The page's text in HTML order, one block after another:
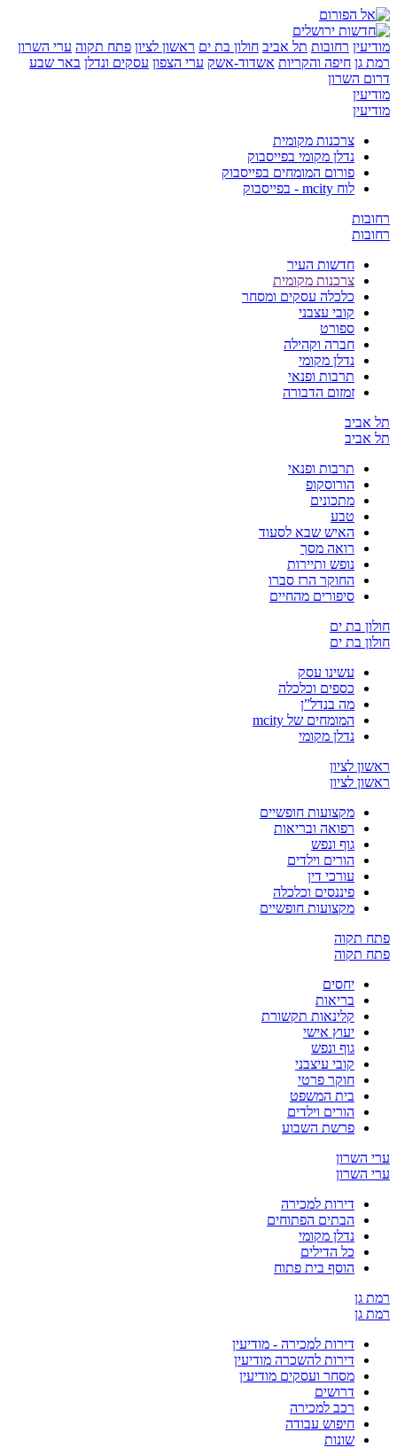
רחובות תל אביב חולון בת ים ראשון לציון פתח תקוה ערי השרון
חיפה והקריות אשדוד-אשק ערי הצפון עסקים ונדלן באר שבע
צרכנות מקומית
נדלן מקומי בפייסבוק
פורום המומחים בפייסבוק
חדשות העיר
צרכנות מקומית
כלכלה עסקים ומסחר
קובי עצבני
ספורט
חברה וקהילה
נדלן מקומי
תרבות ופנאי
זמזום הדבורה
תרבות ופנאי
הורוסקופ
מתכונים
טבע
האיש שבא לסעוד
רואה מסך
נופש ותיירות
החוקר הרז סברו
סיפורים מהחיים
בת ים
בת ים
עשינו עסק
כספים וכלכלה
מה בנדל”ן
המומחים של mcity
נדלן מקומי
לציון
לציון
מקצועות חופשיים
רפואה ובריאות
גוף ונפש
הורים וילדים
עורכי דין
פיננסים וכלכלה
מקצועות חופשיים
יחסים
בריאות
קלינאות תקשורת
יעוץ אישי
גוף ונפש
קובי עיצבני
חוקר פרטי
בית המשפט
הורים וילדים
פרשת השבוע
דירות למכירה
הבתים הפתוחים
נדלן מקומי
כל הדילים
הוסף בית פתוח
דירות למכירה - מודיעין
דירות להשכרה מודיעין
מסחר ועסקים מודיעין
דרושים
רכב למכירה
חיפוש עבודה
שונות